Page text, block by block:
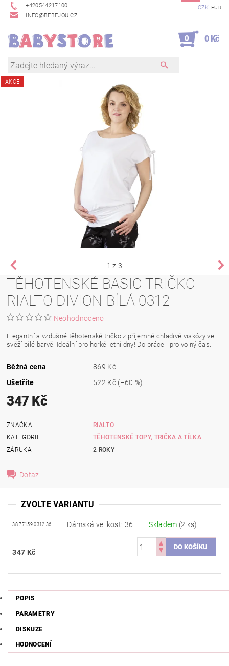
+420544217100
INFO@BEBEJOU.CZ
CZK EUR
0 0 Kč
AKCE
1 z 3
TĚHOTENSKÉ BASIC TRIČKO
RIALTO DIVION BÍLÁ 0312
Neohodnoceno
Elegantní a vzdušné těhotenské tričko z příjemné chladivé viskózy ve
svěží bílé barvě. Ideální pro horké letní dny! Do práce i pro volný čas.
Běžná cena
869 Kč
Ušetříte
522 Kč (–60 %)
347 Kč
ZNAČKA
RIALTO
KATEGORIE
TĚHOTENSKÉ TOPY, TRIČKA A TÍLKA
ZÁRUKA
2 ROKY
Dotaz
ZVOLTE VARIANTU
38.77159.0312.36 Dámská velikost: 36 Skladem (2 ks)
347 Kč
POPIS
PARAMETRY
DISKUZE
HODNOCENÍ